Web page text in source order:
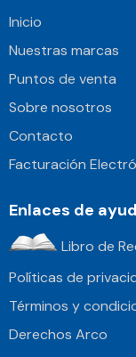
Inicio
Nuestras marcas
Puntos de venta
Sobre nosotros
Contacto
Facturación
Enlaces de
Libro de
Políticas de
Términos y
Derechos Arco